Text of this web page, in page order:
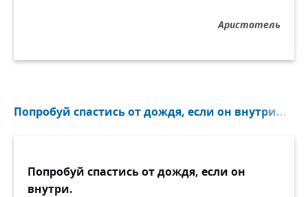
Аристотель
Попробуй спастись от дождя, если он внутри...
Попробуй спастись от дождя, если он
внутри.